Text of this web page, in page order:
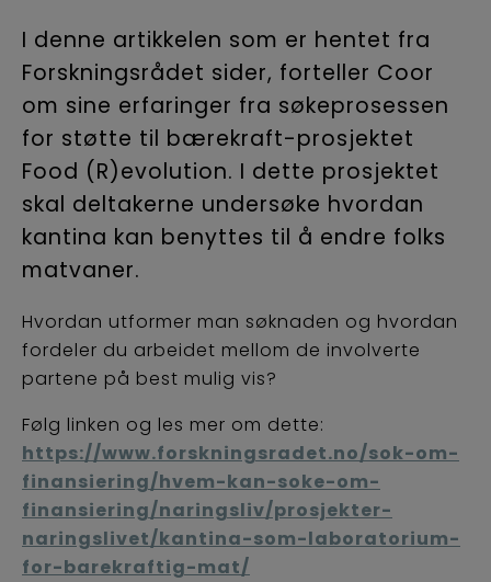
I denne artikkelen som er hentet fra
Forskningsrådet sider, forteller Coor
om sine erfaringer fra søkeprosessen
for støtte til bærekraft-prosjektet
Food (R)evolution. I dette prosjektet
skal deltakerne undersøke hvordan
kantina kan benyttes til å endre folks
matvaner.
Hvordan utformer man søknaden og hvordan
fordeler du arbeidet mellom de involverte
partene på best mulig vis?
Følg linken og les mer om dette:
https://www.forskningsradet.no/sok-om-
finansiering/hvem-kan-soke-om-
finansiering/naringsliv/prosjekter-
naringslivet/kantina-som-laboratorium-
for-barekraftig-mat/